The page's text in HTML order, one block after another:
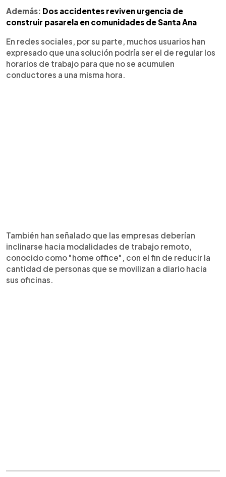
Además: Dos accidentes reviven urgencia de
construir pasarela en comunidades de Santa Ana
En redes sociales, por su parte, muchos usuarios han
expresado que una solución podría ser el de regular los
horarios de trabajo para que no se acumulen
conductores a una misma hora.
También han señalado que las empresas deberían
inclinarse hacia modalidades de trabajo remoto,
conocido como "home office", con el fin de reducir la
cantidad de personas que se movilizan a diario hacia
sus oficinas.